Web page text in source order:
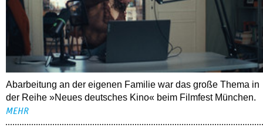
Abarbeitung an der eigenen Familie war das große Thema in
der Reihe »Neues deutsches Kino« beim Filmfest München.
MEHR